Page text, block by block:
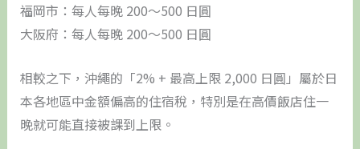
福岡市：每人每晚 200～500 日圓
大阪府：每人每晚 200～500 日圓
相較之下，沖繩的「2% + 最高上限 2,000 日圓」屬於日
本各地區中金額偏高的住宿稅，特別是在高價飯店住一
晚就可能直接被課到上限。